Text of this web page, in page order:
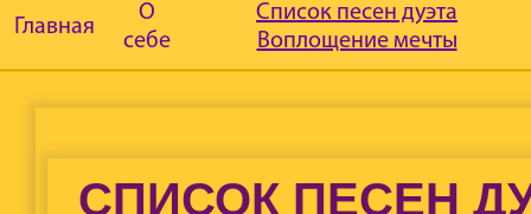
Главная
О
себе
Список песен дуэта
Воплощение мечты
СПИСОК ПЕСЕН